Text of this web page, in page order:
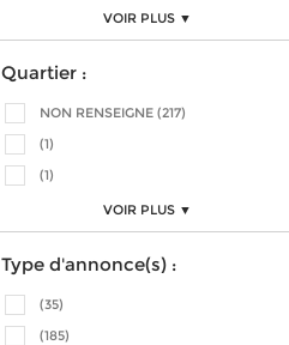
VOIR PLUS ▼
Quartier :
NON RENSEIGNE (217)
(1)
(1)
VOIR PLUS ▼
Type d'annonce(s) :
(35)
(185)